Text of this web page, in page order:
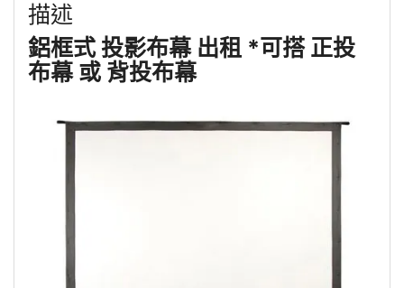
描述
鋁框式 投影布幕 出租 *可搭 正投
布幕 或 背投布幕